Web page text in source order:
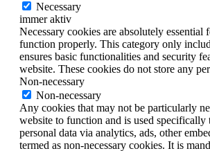
Necessary
immer aktiv
Necessary cookies are absolutely essential
function properly. This category only
ensures basic functionalities and security
website. These cookies do not store any
Non-necessary
Non-necessary
Any cookies that may not be particularly
website to function and is used specifically
personal data via analytics, ads, other
termed as non-necessary cookies. It is